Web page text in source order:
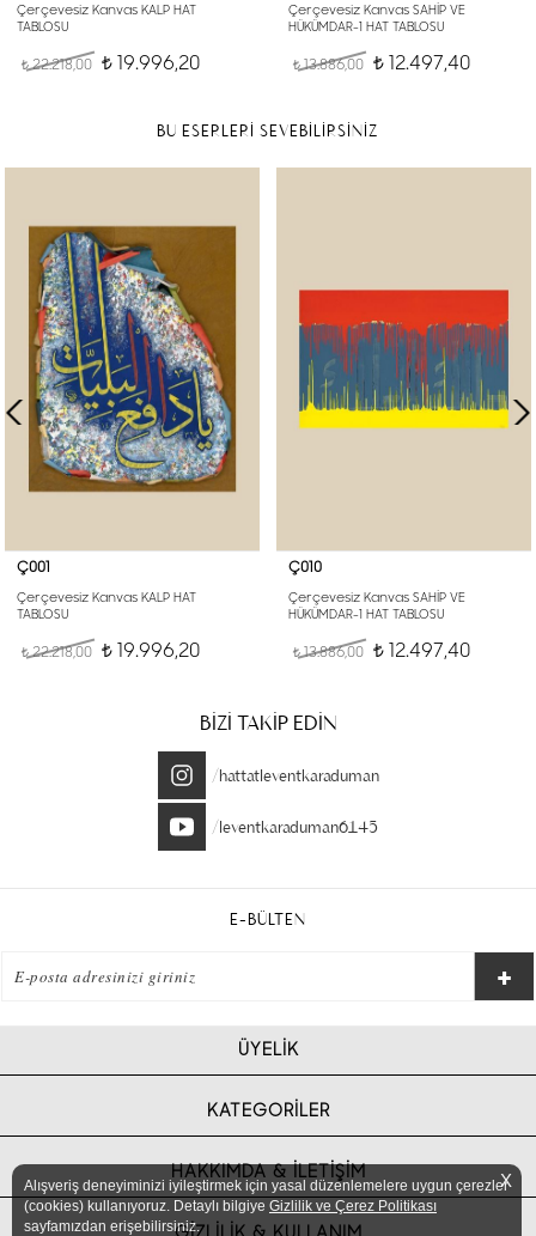
Çerçevesiz Kanvas KALP HAT
TABLOSU
t22.218,00 t 19.996,20
Çerçevesiz Kanvas SAHİP VE
HÜKÜMDAR-1 HAT TABLOSU
t 13.886,00 t 12.497,40
BU ESERLERİ SEVEBİLİRSİNİZ
Ç001
Çerçevesiz Kanvas KALP HAT
TABLOSU
t22.218,00 t 19.996,20
Ç010
Çerçevesiz Kanvas SAHİP VE
HÜKÜMDAR-1 HAT TABLOSU
t 13.886,00 t 12.497,40
BİZİ TAKİP EDİN
/hattatleventkaraduman
/leventkaraduman6145
E-BÜLTEN
ÜYELİK
KATEGORİLER
HAKKIMDA & İLETİŞİM
Alışveriş deneyiminizi iyileştirmek için yasal düzenlemelere uygun çerezler
(cookies) kullanıyoruz. Detaylı bilgiye Gizlilik ve Çerez Politikası
sayfamızdan erişebilirsiniz.
X